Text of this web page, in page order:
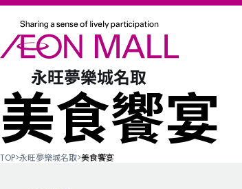
美食饗宴
TOP>永旺夢樂城名取>美食饗宴